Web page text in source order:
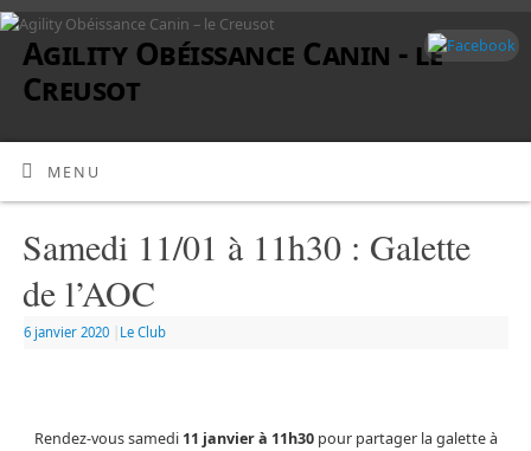
Agility Obéissance Canin - le
Creusot
MENU
Samedi 11/01 à 11h30 : Galette
de l’AOC
6 janvier 2020 Le Club
Rendez-vous samedi 11 janvier à 11h30pour partager la galette à